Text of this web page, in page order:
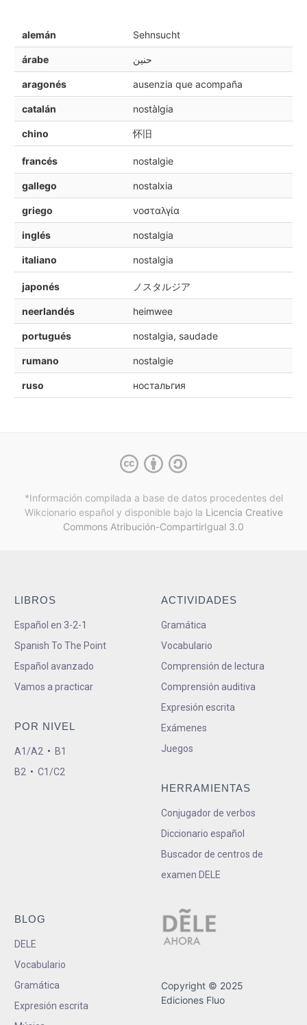
alemán Sehnsucht
árabe حنين
aragonés ausenzia que acompaña
catalán nostàlgia
chino 怀旧
francés nostalgie
gallego nostalxia
griego νοσταλγία
inglés nostalgia
italiano nostalgia
japonés ノスタルジア
neerlandés heimwee
portugués nostalgia, saudade
rumano nostalgie
ruso ностальгия
*Información compilada a base de datos procedentes del
Wikcionario español y disponible bajo la Licencia Creative
Commons Atribución-CompartirIgual 3.0
LIBROS
Español en 3-2-1
Spanish To The Point
Español avanzado
Vamos a practicar
POR NIVEL
A1/A2 • B1
B2 • C1/C2
ACTIVIDADES
Gramática
Vocabulario
Comprensión de lectura
Comprensión auditiva
Expresión escrita
Exámenes
Juegos
HERRAMIENTAS
Conjugador de verbos
Diccionario español
Buscador de centros de
examen DELE
BLOG
DELE
Vocabulario
Gramática
Expresión escrita
Copyright © 2025
Ediciones Fluo